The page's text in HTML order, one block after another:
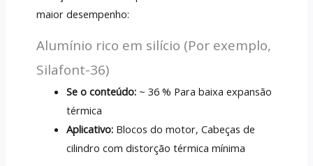
maior desempenho:
Alumínio rico em silício (Por exemplo,
Silafont-36)
Se o conteúdo: ~ 36 % Para baixa expansão
térmica
Aplicativo: Blocos do motor, Cabeças de
cilindro com distorção térmica mínima